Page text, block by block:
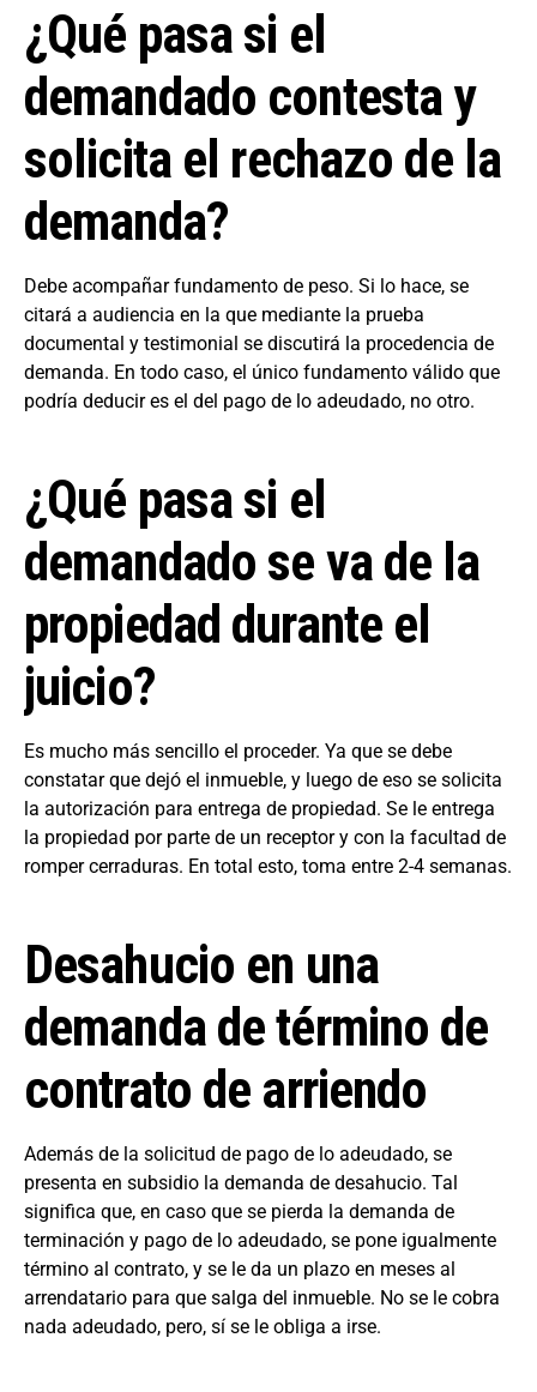
¿Qué pasa si el
demandado contesta y
solicita el rechazo de la
demanda?
Debe acompañar fundamento de peso. Si lo hace, se
citará a audiencia en la que mediante la prueba
documental y testimonial se discutirá la procedencia de
demanda. En todo caso, el único fundamento válido que
podría deducir es el del pago de lo adeudado, no otro.
¿Qué pasa si el
demandado se va de la
propiedad durante el
juicio?
Es mucho más sencillo el proceder. Ya que se debe
constatar que dejó el inmueble, y luego de eso se solicita
la autorización para entrega de propiedad. Se le entrega
la propiedad por parte de un receptor y con la facultad de
romper cerraduras. En total esto, toma entre 2-4 semanas.
Desahucio en una
demanda de término de
contrato de arriendo
Además de la solicitud de pago de lo adeudado, se
presenta en subsidio la demanda de desahucio. Tal
significa que, en caso que se pierda la demanda de
terminación y pago de lo adeudado, se pone igualmente
término al contrato, y se le da un plazo en meses al
arrendatario para que salga del inmueble. No se le cobra
nada adeudado, pero, sí se le obliga a irse.